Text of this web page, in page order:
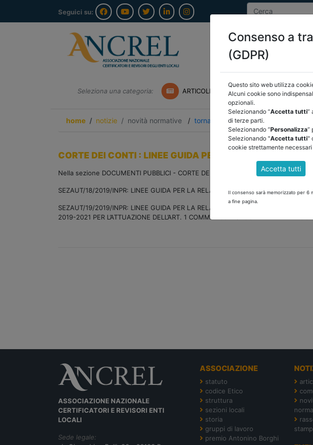
Seguici su:
Seleziona una categoria: ARTICOLI ANCREL
home notizie novità normative / torna indietro
CORTE DEI CONTI : LINEE GUIDA PER I REVISORI
Nella sezione DOCUMENTI PUBBLICI - CORTE DEI CONTI è possibile scaricare le
SEZAUT/18/2019/INPR: LINEE GUIDA PER LA RELAZIONE DEI REVISORI SUL
SEZAUT/19/2019/INPR: LINEE GUIDA PER LA RELAZIONE DEI REVISORI DEI
2019-2021 PER L’ATTUAZIONE DELL’ART. 1 COMMA 166 E SEGUENTI DELLA
ASSOCIAZIONE NAZIONALE
CERTIFICATORI E REVISORI ENTI
LOCALI
Sede legale:
ASSOCIAZIONE
statuto
codice Etico
struttura
sezioni locali
storia
gruppi di lavoro
premio Antonino Borghi
Consenso a
(GDPR)
Questo sito web utilizza
Alcuni cookie sono
opzionali.
Selezionando “Accetta tutti”
di terze parti.
Selezionando “Personalizza”
Selezionando "Accetta tutti"
cookie strettamente
Accetta tutti
Il consenso sarà memorizzato per 6
a fine pagina.